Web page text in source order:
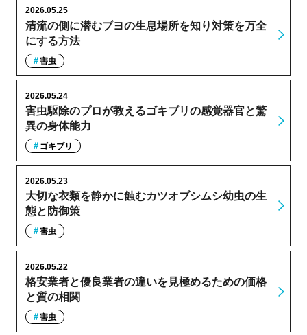
清流の側に潜むブヨの生息場所を知り対策を万全
にする方法
2026.05.25
害虫
害虫駆除のプロが教えるゴキブリの感覚器官と驚
異の身体能力
2026.05.24
ゴキブリ
大切な衣類を静かに蝕むカツオブシムシ幼虫の生
態と防御策
2026.05.23
害虫
格安業者と優良業者の違いを見極めるための価格
と質の相関
2026.05.22
害虫